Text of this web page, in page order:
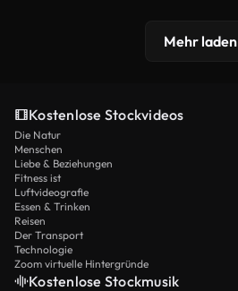
Mehr laden
Kostenlose Stockvideos
Die Natur
Menschen
Liebe & Beziehungen
Fitness ist
Luftvideografie
Essen & Trinken
Reisen
Der Transport
Technologie
Zoom virtuelle Hintergründe
Kostenlose Stockmusik